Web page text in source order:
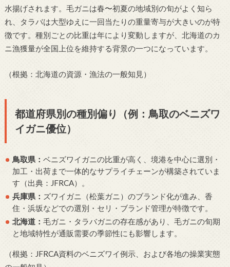
水揚げされます。毛ガニは春〜初夏の地域別の旬がよく知ら
れ、タラバは大型ゆえに一回当たりの重量寄与が大きいのが特
徴です。種別ごとの比重は年により変動しますが、北海道のカ
ニ漁獲量が全国上位を維持する背景の一つになっています。
（根拠：北海道の資源・漁法の一般知見）
都道府県別の種別偏り（例：鳥取のベニズワ
イガニ優位）
鳥取県：ベニズワイガニの比重が高く、境港を中心に選別・
加工・出荷まで一体的なサプライチェーンが構築されていま
す（出典：JFRCA）。
兵庫県： ズワイガニ（松葉ガニ）のブランド化が進み、香
住・浜坂などでの選別・セリ・ブランド管理が特徴です。
北海道：毛ガニ・タラバガニの存在感があり、毛ガニの旬期
と地域特性が通販需要の季節性にも影響します。
（根拠：JFRCA資料のベニズワイ例示、および各地の操業実態